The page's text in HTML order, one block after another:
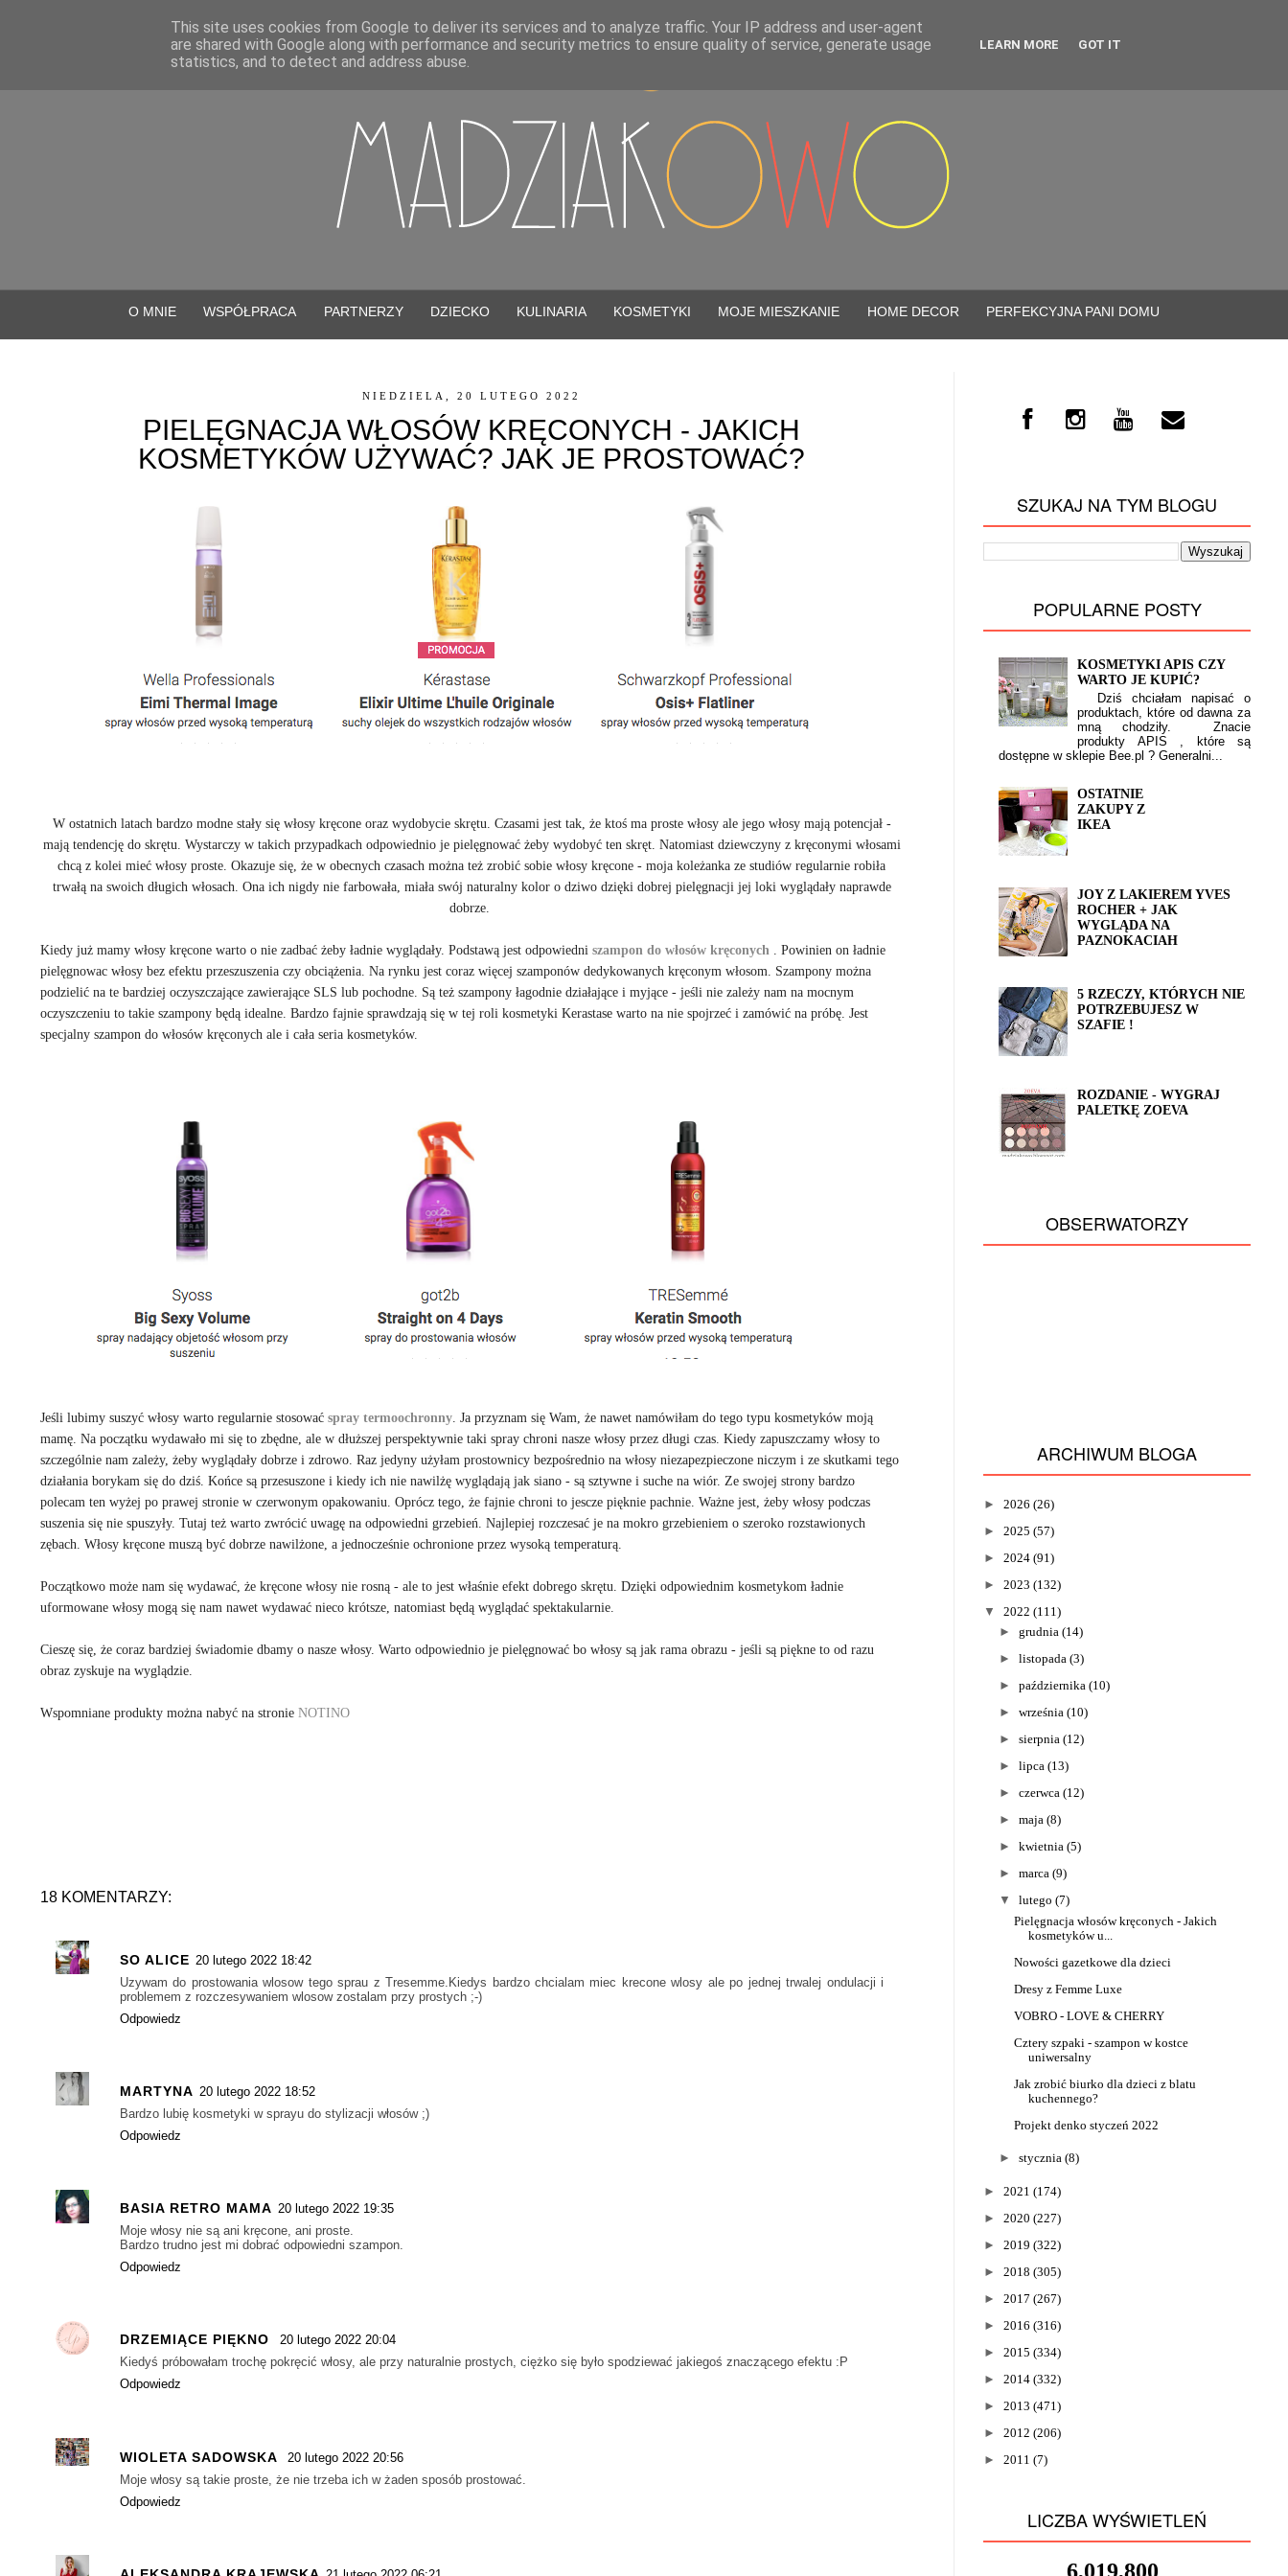
O MNIE WSPÓŁPRACA PARTNERZY DZIECKO KULINARIA KOSMETYKI MOJE MIESZKANIE HOME DECOR PERFEKCYJNA PANI DOMU
NIEDZIELA, 20 LUTEGO 2022
PIELĘGNACJA WŁOSÓW KRĘCONYCH - JAKICH
KOSMETYKÓW UŻYWAĆ? JAK JE PROSTOWAĆ?
W ostatnich latach bardzo modne stały się włosy kręcone oraz wydobycie skrętu. Czasami jest tak, że ktoś ma proste włosy ale jego włosy mają potencjał -
mają tendencję do skrętu. Wystarczy w takich przypadkach odpowiednio je pielęgnować żeby wydobyć ten skręt. Natomiast dziewczyny z kręconymi włosami
chcą z kolei mieć włosy proste. Okazuje się, że w obecnych czasach można też zrobić sobie włosy kręcone - moja koleżanka ze studiów regularnie robiła
trwałą na swoich długich włosach. Ona ich nigdy nie farbowała, miała swój naturalny kolor o dziwo dzięki dobrej pielęgnacji jej loki wyglądały naprawde
dobrze.
Kiedy już mamy włosy kręcone warto o nie zadbać żeby ładnie wyglądały. Podstawą jest odpowiedni szampon do włosów kręconych . Powinien on ładnie
pielęgnowac włosy bez efektu przeszuszenia czy obciążenia. Na rynku jest coraz więcej szamponów dedykowanych kręconym włosom. Szampony można
podzielić na te bardziej oczyszczające zawierające SLS lub pochodne. Są też szampony łagodnie działające i myjące - jeśli nie zależy nam na mocnym
oczyszczeniu to takie szampony będą idealne. Bardzo fajnie sprawdzają się w tej roli kosmetyki Kerastase warto na nie spojrzeć i zamówić na próbę. Jest
specjalny szampon do włosów kręconych ale i cała seria kosmetyków.
Jeśli lubimy suszyć włosy warto regularnie stosować spray termoochronny. Ja przyznam się Wam, że nawet namówiłam do tego typu kosmetyków moją
mamę. Na początku wydawało mi się to zbędne, ale w dłuższej perspektywnie taki spray chroni nasze włosy przez długi czas. Kiedy zapuszczamy włosy to
szczególnie nam zależy, żeby wyglądały dobrze i zdrowo. Raz jedyny użyłam prostownicy bezpośrednio na włosy niezapezpieczone niczym i ze skutkami tego
działania borykam się do dziś. Końce są przesuszone i kiedy ich nie nawilżę wyglądają jak siano - są sztywne i suche na wiór. Ze swojej strony bardzo
polecam ten wyżej po prawej stronie w czerwonym opakowaniu. Oprócz tego, że fajnie chroni to jescze pięknie pachnie. Ważne jest, żeby włosy podczas
suszenia się nie spuszyły. Tutaj też warto zwrócić uwagę na odpowiedni grzebień. Najlepiej rozczesać je na mokro grzebieniem o szeroko rozstawionych
zębach. Włosy kręcone muszą być dobrze nawilżone, a jednocześnie ochronione przez wysoką temperaturą.
Początkowo może nam się wydawać, że kręcone włosy nie rosną - ale to jest właśnie efekt dobrego skrętu. Dzięki odpowiednim kosmetykom ładnie
uformowane włosy mogą się nam nawet wydawać nieco krótsze, natomiast będą wyglądać spektakularnie.
Cieszę się, że coraz bardziej świadomie dbamy o nasze włosy. Warto odpowiednio je pielęgnować bo włosy są jak rama obrazu - jeśli są piękne to od razu
obraz zyskuje na wyglądzie.
Wspomniane produkty można nabyć na stronie NOTINO
18 KOMENTARZY:
SO ALICE 20 lutego 2022 18:42
Uzywam do prostowania wlosow tego sprau z Tresemme.Kiedys bardzo chcialam miec krecone wlosy ale po jednej trwalej ondulacji i
problemem z rozczesywaniem wlosow zostalam przy prostych ;-)
Odpowiedz
MARTYNA 20 lutego 2022 18:52
Bardzo lubię kosmetyki w sprayu do stylizacji włosów ;)
Odpowiedz
BASIA RETRO MAMA 20 lutego 2022 19:35
Moje włosy nie są ani kręcone, ani proste.
Bardzo trudno jest mi dobrać odpowiedni szampon.
Odpowiedz
DRZEMIĄCE PIĘKNO
20 lutego 2022 20:04
Kiedyś próbowałam trochę pokręcić włosy, ale przy naturalnie prostych, ciężko się było spodziewać jakiegoś znaczącego efektu :P
Odpowiedz
WIOLETA SADOWSKA
20 lutego 2022 20:56
Moje włosy są takie proste, że nie trzeba ich w żaden sposób prostować.
Odpowiedz
SZUKAJ NA TYM BLOGU
POPULARNE POSTY
KOSMETYKI APIS CZY
WARTO JE KUPIĆ?
Dziś chciałam napisać o
produktach, które od dawna za
mną chodziły. Znacie
produkty APIS , które są
dostępne w sklepie Bee.pl ? Generalni...
OSTATNIE
ZAKUPY Z
IKEA
JOY Z LAKIEREM YVES
ROCHER + JAK
WYGLĄDA NA
PAZNOKACIAH
5 RZECZY, KTÓRYCH NIE
POTRZEBUJESZ W
SZAFIE !
ROZDANIE - WYGRAJ
PALETKĘ ZOEVA
OBSERWATORZY
ARCHIWUM BLOGA
► 2026 (26)
► 2025 (57)
► 2024 (91)
► 2023 (132)
▼
2022 (111)
► grudnia (14)
► listopada (3)
► października (10)
► września (10)
► sierpnia (12)
► lipca (13)
► czerwca (12)
► maja (8)
► kwietnia (5)
► marca (9)
▼
lutego (7)
Pielęgnacja włosów kręconych - Jakich
kosmetyków u...
Nowości gazetkowe dla dzieci
Dresy z Femme Luxe
VOBRO - LOVE & CHERRY
Cztery szpaki - szampon w kostce
uniwersalny
Jak zrobić biurko dla dzieci z blatu
kuchennego?
Projekt denko styczeń 2022
► stycznia (8)
► 2021 (174)
► 2020 (227)
► 2019 (322)
► 2018 (305)
► 2017 (267)
► 2016 (316)
► 2015 (334)
► 2014 (332)
► 2013 (471)
► 2012 (206)
► 2011 (7)
LICZBA WYŚWIETLEŃ
This site uses cookies from Google to deliver its services and to analyze traffic. Your IP address and user-agent
are shared with Google along with performance and security metrics to ensure quality of service, generate usage
statistics, and to detect and address abuse.
LEARN MORE GOT IT